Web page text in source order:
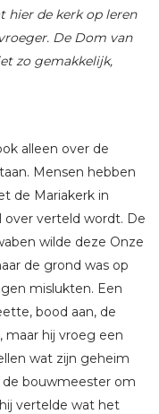
hier de kerk op leren
De Dom van
zo gemakkelijk,
alleen over de
Mensen hebben
de Mariakerk in
over verteld wordt. De
wilde deze Onze
de grond was op
mislukten. Een
bood aan, de
hij vroeg een
wat zijn geheim
de bouwmeester om
vertelde wat het